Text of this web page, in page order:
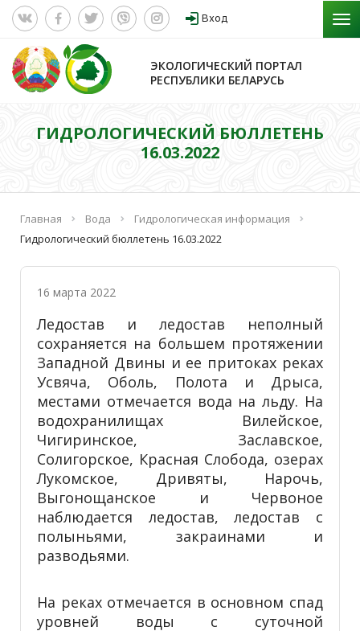
Вход
ЭКОЛОГИЧЕСКИЙ ПОРТАЛ
РЕСПУБЛИКИ БЕЛАРУСЬ
ГИДРОЛОГИЧЕСКИЙ БЮЛЛЕТЕНЬ
16.03.2022
Главная Вода
Гидрологическая информация
Гидрологический бюллетень 16.03.2022
16 марта 2022
Ледостав и ледостав неполный
сохраняется на большем протяжении
Западной Двины и ее притоках реках
Усвяча, Оболь, Полота и Дрыса,
местами отмечается вода на льду. На
водохранилищах Вилейское,
Чигиринское, Заславское,
Солигорское, Красная Слобода, озерах
Лукомское, Дривяты, Нарочь,
Выгонощанское и Червоное
наблюдается ледостав, ледостав с
полыньями, закраинами и
разводьями.
На реках отмечается в основном спад
уровней воды с суточной